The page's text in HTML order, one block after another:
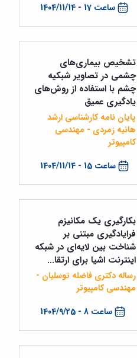
ساعت 17 - 1404/11/14
ساعت 15 - 1404/11/14
تشخیص بیماری‌های
چشمی در تصاویر شبکیه
چشم با استفاده از روش‌های
یادگیری عمیق
پایان نامه کارشناسی ارشد
هانیه زمردی - مهندسی
کامپیوتر
ساعت 8 - 1404/9/25
بکارگیری یک مکانیزم
فرایادگیری مبتنی بر
شناخت بین لایه‌ای در شبکه
اینترنت اشیا ‏برای ارتقا...
رساله دکتری فاضله توسلیان -
مهندسی کامپیوتر